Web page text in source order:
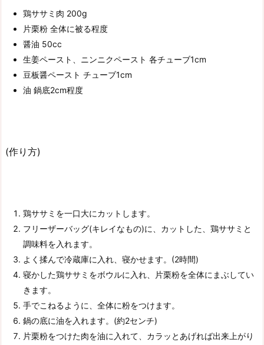
鶏ササミ肉 200g
片栗粉 全体に被る程度
醤油 50cc
生姜ペースト、ニンニクペースト 各チューブ1cm
豆板醤ペースト チューブ1cm
油 鍋底2cm程度
(作り方)
鶏ササミを一口大にカットします。
フリーザーバッグ(キレイなもの)に、カットした、鶏ササミと
調味料を入れます。
よく揉んで冷蔵庫に入れ、寝かせます。(2時間)
寝かした鶏ササミをボウルに入れ、片栗粉を全体にまぶしてい
きます。
手でこねるように、全体に粉をつけます。
鍋の底に油を入れます。(約2センチ)
片栗粉をつけた肉を油に入れて、カラッとあげれば出来上がり